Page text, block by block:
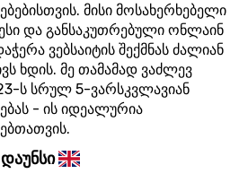
მისი მოსახერხებელი
და განსაკუთრებული ონლაინ
ვებსაიტის შექმნას ძალიან
ხდის. მე თამამად ვაძლევ
ს სრულ 5-ვარსკვლავიან
- ის იდეალურია